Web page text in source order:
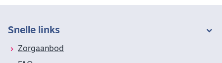
Snelle links
Zorgaanbod